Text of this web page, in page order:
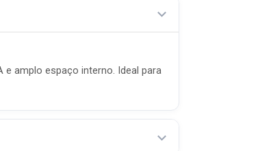
R$ 45,99 sem juros
e amplo espaço interno. Ideal para